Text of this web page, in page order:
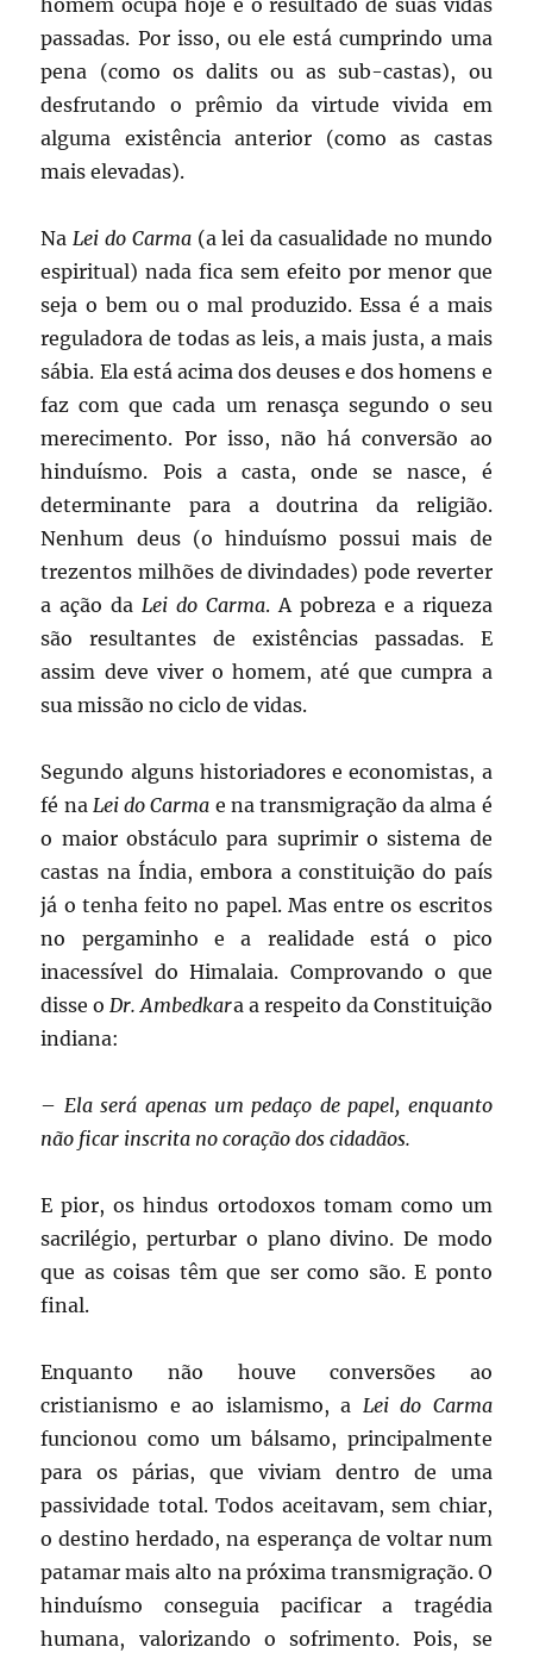
homem ocupa hoje é o resultado de suas vidas
passadas. Por isso, ou ele está cumprindo uma
pena (como os dalits ou as sub-castas), ou
desfrutando o prêmio da virtude vivida em
alguma existência anterior (como as castas
mais elevadas).
NaLei do Carma(a lei da casualidade no mundo
espiritual) nada fica sem efeito por menor que
seja o bem ou o mal produzido. Essa é a mais
reguladora de todas as leis, a mais justa, a mais
sábia. Ela está acima dos deuses e dos homens e
faz com que cada um renasça segundo o seu
merecimento. Por isso, não há conversão ao
hinduísmo. Pois a casta, onde se nasce, é
determinante para a doutrina da religião.
Nenhum deus (o hinduísmo possui mais de
trezentos milhões de divindades) pode reverter
a ação daLei do Carma. A pobreza e a riqueza
são resultantes de existências passadas. E
assim deve viver o homem, até que cumpra a
sua missão no ciclo de vidas.
Segundo alguns historiadores e economistas, a
fé na Lei do Carma e na transmigração da alma é
o maior obstáculo para suprimir o sistema de
castas na Índia, embora a constituição do país
já o tenha feito no papel. Mas entre os escritos
no pergaminho e a realidade está o pico
inacessível do Himalaia. Comprovando o que
disse oDr. Ambedkara a respeito da Constituição
indiana:
– Ela será apenas um pedaço de papel, enquanto
não ficar inscrita no coração dos cidadãos.
E pior, os hindus ortodoxos tomam como um
sacrilégio, perturbar o plano divino. De modo
que as coisas têm que ser como são. E ponto
final.
Enquanto não houve conversões ao
cristianismo e ao islamismo, a Lei do Carma
funcionou como um bálsamo, principalmente
para os párias, que viviam dentro de uma
passividade total. Todos aceitavam, sem chiar,
o destino herdado, na esperança de voltar num
patamar mais alto na próxima transmigração. O
hinduísmo conseguia pacificar a tragédia
humana, valorizando o sofrimento. Pois, se